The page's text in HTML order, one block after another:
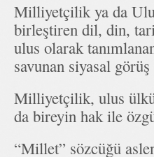
Milliyetçilik ya da
birleştiren dil, din,
ulus olarak
savunan siyasal
Milliyetçilik, ulus
da bireyin hak ile
“Millet” sözcüğü